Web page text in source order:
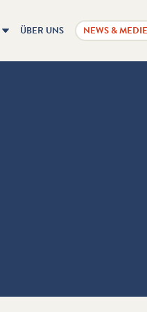
ÜBER UNS NEWS &